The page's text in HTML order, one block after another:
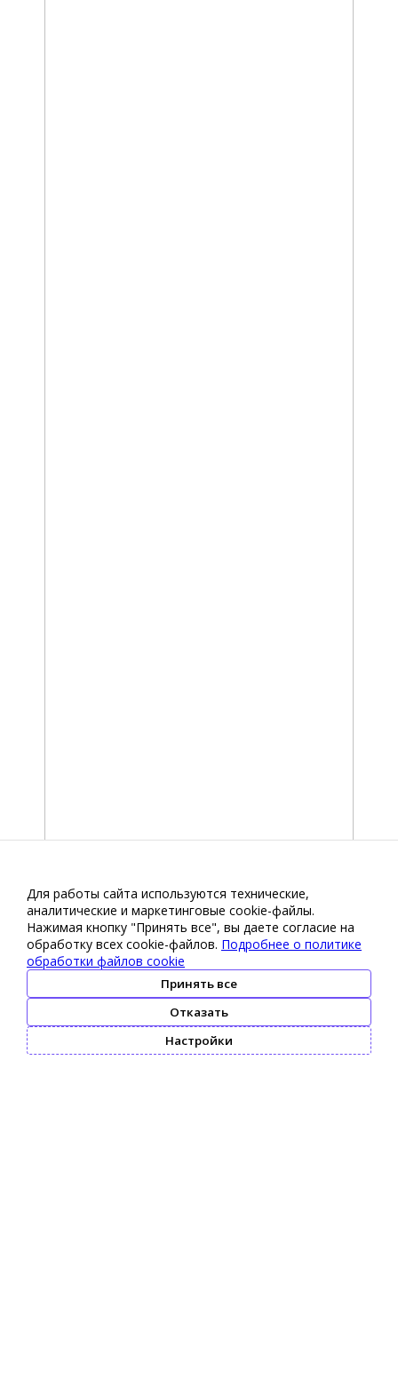
Для работы сайта используются технические,
аналитические и маркетинговые сооkіе-файлы.
Нажимая кнопку "Принять все", вы даете согласие на
обработку всех cookie-файлов. Подробнее о политике
обработки файлов cookie
Принять все
Отказать
Настройки